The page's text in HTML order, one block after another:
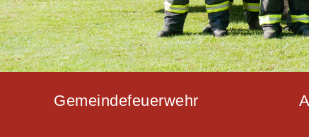
Gemeindefeuerwehr